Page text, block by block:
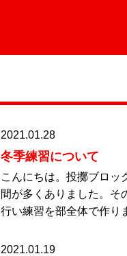
2021.01.28
冬季練習について
こんにちは。投擲ブロッ
間が多くありました。そ
行い練習を部全体で作り
2021.01.19